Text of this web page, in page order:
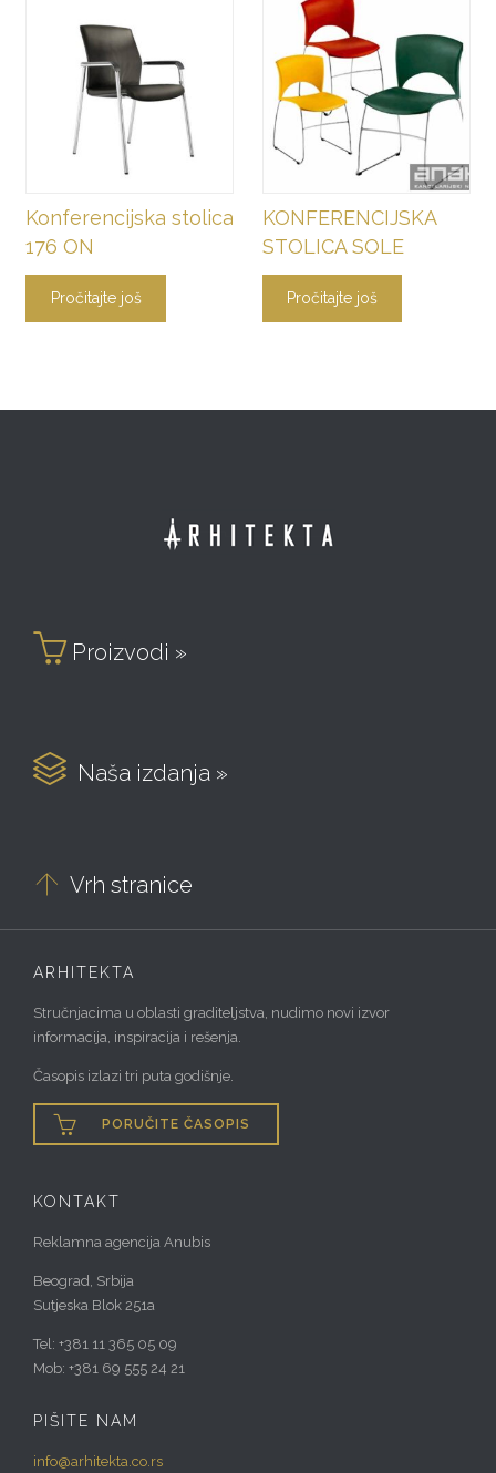
Konferencijska stolica
176 ON
Pročitajte još
KONFERENCIJSKA
STOLICA SOLE
Pročitajte još
 Proizvodi »
 Naša izdanja »
 Vrh stranice
ARHITEKTA
Stručnjacima u oblasti graditeljstva, nudimo novi izvor
informacija, inspiracija i rešenja.
Časopis izlazi tri puta godišnje.
 PORUČITE ČASOPIS
KONTAKT
Reklamna agencija Anubis
Beograd, Srbija
Sutjeska Blok 251a
Tel: +381 11 365 05 09
Mob: +381 69 555 24 21
PIŠITE NAM
info@arhitekta.co.rs